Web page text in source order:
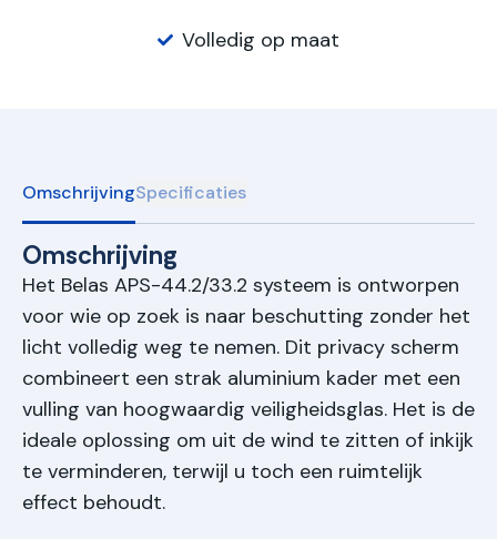
Volledig op maat
OmschrijvingSpecificaties
Omschrijving
Het Belas APS-44.2/33.2 systeem is ontworpen
voor wie op zoek is naar beschutting zonder het
licht volledig weg te nemen. Dit privacy scherm
combineert een strak aluminium kader met een
vulling van hoogwaardig veiligheidsglas. Het is de
ideale oplossing om uit de wind te zitten of inkijk
te verminderen, terwijl u toch een ruimtelijk
effect behoudt.